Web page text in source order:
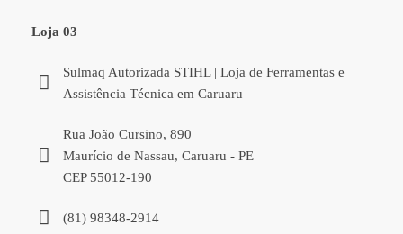
Loja 03
Sulmaq Autorizada STIHL | Loja de Ferramentas e
Assistência Técnica em Caruaru
Rua João Cursino, 890
Maurício de Nassau, Caruaru - PE
CEP 55012-190
(81) 98348-2914